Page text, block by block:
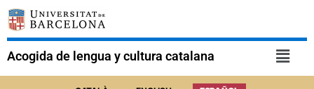
Acogida de lengua y cultura catalana